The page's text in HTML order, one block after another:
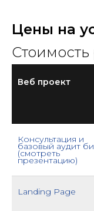
Цены на
Стоимость
Веб проект
Консультация и
базовый аудит
(смотреть
презентацию)
Landing Page